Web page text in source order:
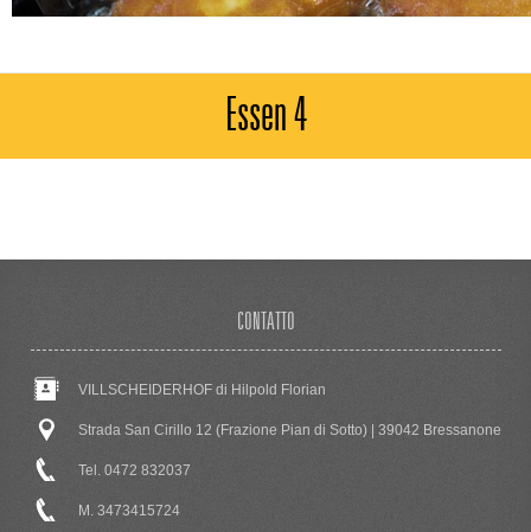
Essen 4
CONTATTO
VILLSCHEIDERHOF di Hilpold Florian
Strada San Cirillo 12 (Frazione Pian di Sotto) | 39042 Bressanone
Tel. 0472 832037
M. 3473415724